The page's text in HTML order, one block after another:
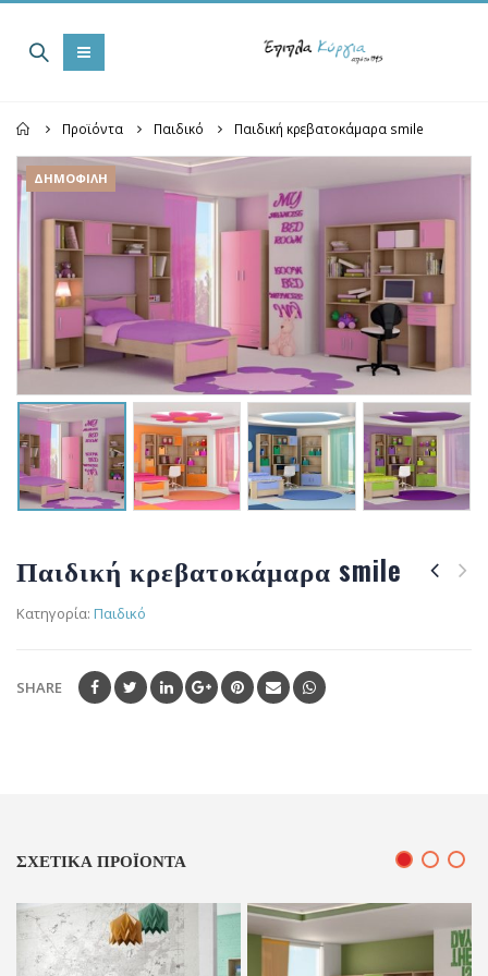
Home
Προϊόντα Παιδικό Παιδική κρεβατοκάμαρα smile
ΔΗΜΟΦΙΛΉ
Παιδική κρεβατοκάμαρα smile
Κατηγορία: Παιδικό
SHARE
ΣΧΕΤΙΚΆ ΠΡΟΪΌΝΤΑ